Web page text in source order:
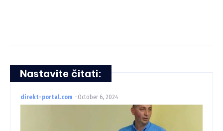
Nastavite čitati:
direkt-portal.com - October 6, 2024